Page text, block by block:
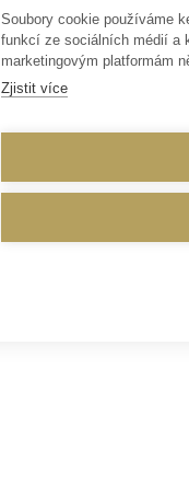
Soubory cookie používáme
funkcí ze sociálních médií a
marketingovým platformám
Zjistit více